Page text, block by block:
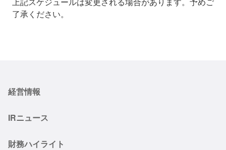
了承ください。
経営情報
IRニュース
財務ハイライト